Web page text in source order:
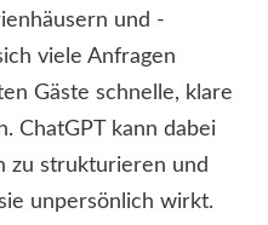
und -
viele Anfragen
Gäste schnelle, klare
ChatGPT kann dabei
zu strukturieren und
unpersönlich wirkt.